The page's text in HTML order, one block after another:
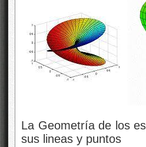
La Geometría de los
sus lineas y puntos